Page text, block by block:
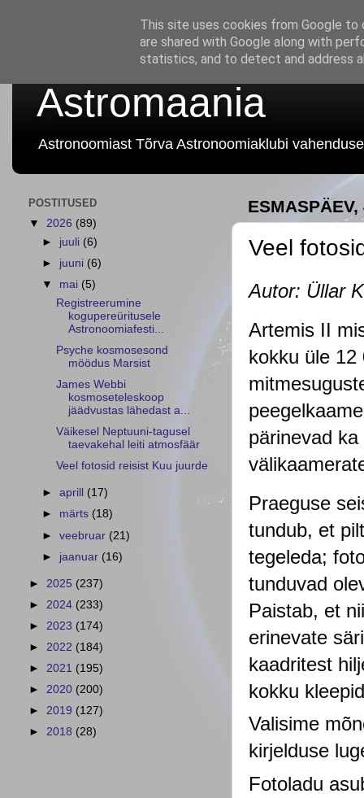
Astromaania
Astronoomiast Tõrva Astronoomiaklubi
Veel
Autor: Üllar
Artemis II
kokku üle 12
pärinevad
Praeguse
tundub, et
tegeleda;
tunduvad
Paistab, et
erinevate
kaadritest
kokku
Valisime
kirjelduse
Fotoladu
POSTITUSED
▼ 2026 (89)
► juuli (6)
► juuni (6)
▼ mai (5)
Registreerumine
kogupereüritusele
Astronoomiafesti...
Psyche kosmosesond
möödus Marsist
James Webbi
kosmoseteleskoop
jäädvustas lähedast a...
Väikesel Neptuuni-tagusel
taevakehal leiti atmosfäär
Veel fotosid reisist Kuu juurde
►aprill (17)
► märts (18)
►veebruar (21)
► jaanuar (16)
► 2025 (237)
► 2024 (233)
► 2023 (174)
► 2022 (184)
► 2021 (195)
► 2020 (200)
► 2019 (127)
► 2018 (28)
This site uses cookies from Google to
are shared with Google along with
statistics, and to detect and address